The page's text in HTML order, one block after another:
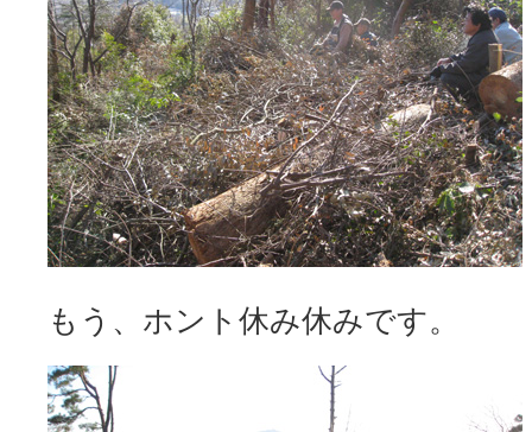
もう、ホント休み休みです。